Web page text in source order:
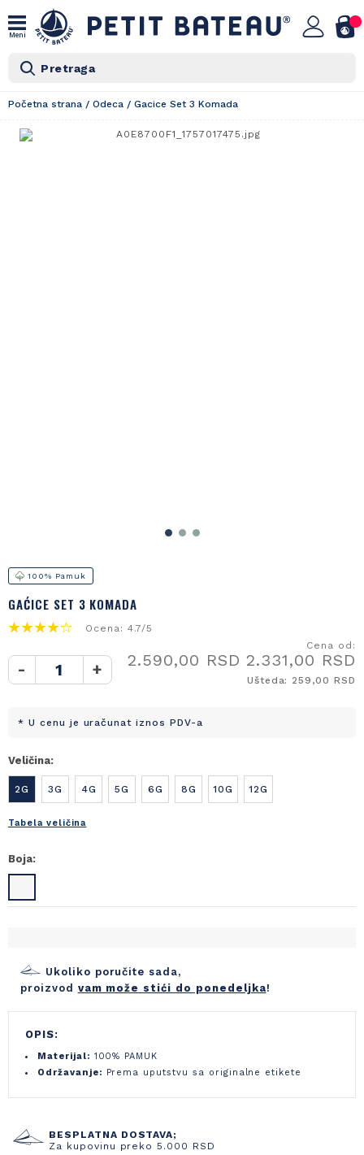
Meni
Pretraga
Početna strana / Odeca / Gacice Set 3 Komada
100% Pamuk
GAĆICE SET 3 KOMADA
Ocena: 4.7/5
- +
Cena od:
2.590,00 RSD2.331,00 RSD
Ušteda: 259,00 RSD
* U cenu je uračunat iznos PDV-a
Veličina:
2G 3G 4G 5G 6G 8G 10G 12G
Tabela veličina
Boja:
Ukoliko poručite sada,
proizvod vam može stići do ponedeljka!
OPIS:
Materijal: 100% PAMUK
Održavanje: Prema uputstvu sa originalne etikete
BESPLATNA DOSTAVA;
Za kupovinu preko 5.000 RSD